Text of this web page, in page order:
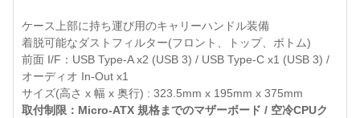
ケース上部に持ち運び用のキャリーハンドル装備
着脱可能なダストフィルター(フロント、トップ、ボトム)
前面 I/F：USB Type-A x2 (USB 3) / USB Type-C x1 (USB 3) /
オーディオ In-Out x1
サイズ(高さ x 幅 x 奥行) : 323.5mm x 195mm x 375mm
取付制限：Micro-ATX 規格までのマザーボード / 空冷CPUク